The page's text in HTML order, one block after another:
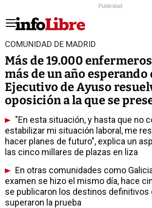
Publicidad
COMUNIDAD DE MADRID
Más de 19.000
más de un año esperando
Ejecutivo de Ayuso
oposición a la que se
"En esta situación, y hasta que no
estabilizar mi situación laboral, me
hacer planes de futuro", explica un
las cinco millares de plazas en liza
En otras comunidades como
examen se hizo el mismo día, hace
se publicaron los destinos definitivos
superaron la prueba